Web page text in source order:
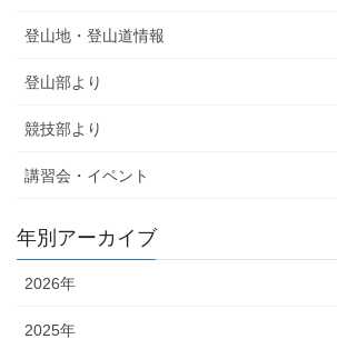
登山地・登山道情報
登山部より
競技部より
講習会・イベント
年別アーカイブ
2026年
2025年